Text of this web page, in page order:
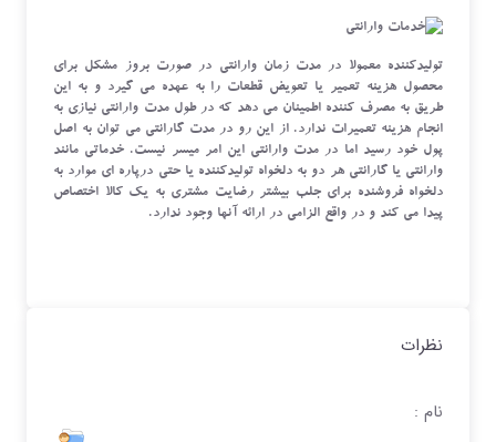
تولیدکننده معمولا در مدت زمان وارانتی در صورت بروز مشکل برای
محصول هزینه تعمیر یا تعویض قطعات را به عهده می گیرد و به این
طریق به مصرف کننده اطمینان می دهد که در طول مدت وارانتی نیازی به
انجام هزینه تعمیرات ندارد. از این رو در مدت گارانتی می توان به اصل
پول خود رسید اما در مدت وارانتی این امر میسر نیست. خدماتی مانند
وارانتی یا گارانتی هر دو به دلخواه تولیدکننده یا حتی درپاره ای موارد به
دلخواه فروشنده برای جلب بیشتر رضایت مشتری به یک کالا اختصاص
پیدا می کند و در واقع الزامی در ارائه آنها وجود ندارد.
نظرات
نام :